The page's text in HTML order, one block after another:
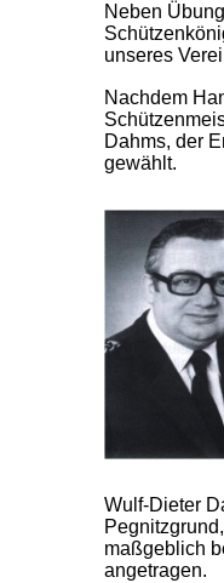
Neben
unseres
Nachdem
Dahms, der
gewählt.
Wulf-Dieter
maßgeblich
angetragen.